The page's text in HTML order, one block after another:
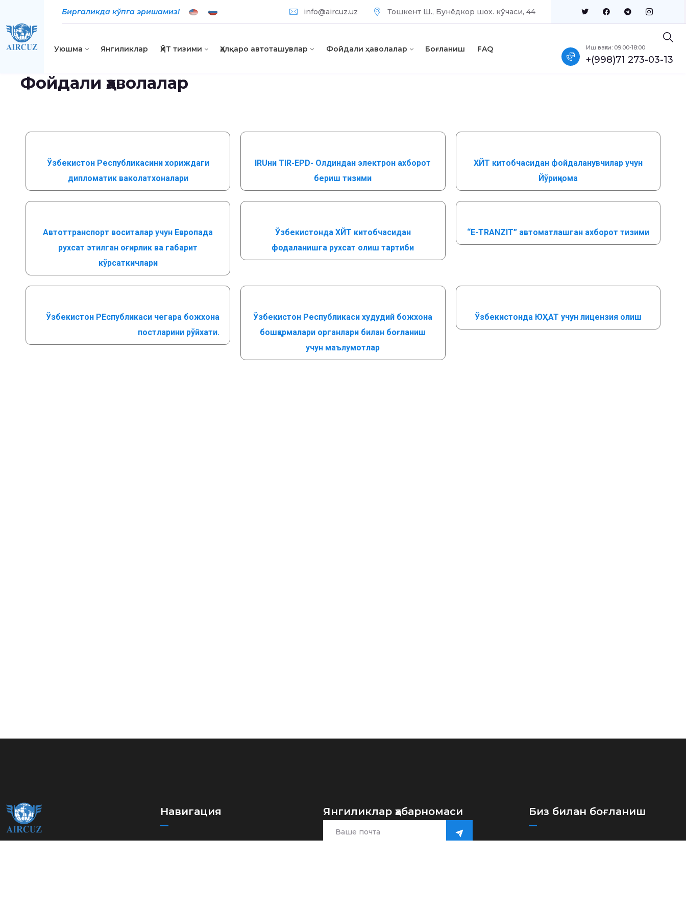
Биргаликда кўпга эришамиз! info@aircuz.uz Тошкент Ш., Бунёдкор шох. кўчаси, 44
Уюшма Янгиликлар ҲЙТ тизими Ҳалқаро автоташувлар Фойдали ҳаволалар Боғланиш FAQ Иш вақти: 09:00-18:00
+(998)71 273-03-13
Фойдали ҳаволалар
Ўзбекистон Республикасини хориждаги
дипломатик ваколатхоналари
IRUни TIR-EPD- Олдиндан электрон ахборот
бериш тизими
ХЙТ китобчасидан фойдаланувчилар учун
Йўриқнома
Автоттранспорт воситалар учун Европада
рухсат этилган оғирлик ва габарит
кўрсаткичлари
Ўзбекистонда ХЙТ китобчасидан
фодаланишга рухсат олиш тартиби
“E-TRANZIT” автоматлашган ахборот тизими
Ўзбекистон РЕспубликаси чегара божхона
постларини рўйхати.
Ўзбекистон Республикаси худудий божхона
бошқармалари органлари билан боғланиш
учун маълумотлар
Ўзбекистонда ЮҲАТ учун лицензия олиш
Навигация Янгиликлар ҳабарномаси Биз билан боғланиш